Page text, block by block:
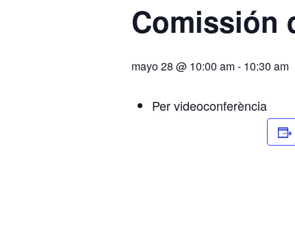
Comissión
mayo 28 @ 10:00 am- 10:30 am
Per videoconferència